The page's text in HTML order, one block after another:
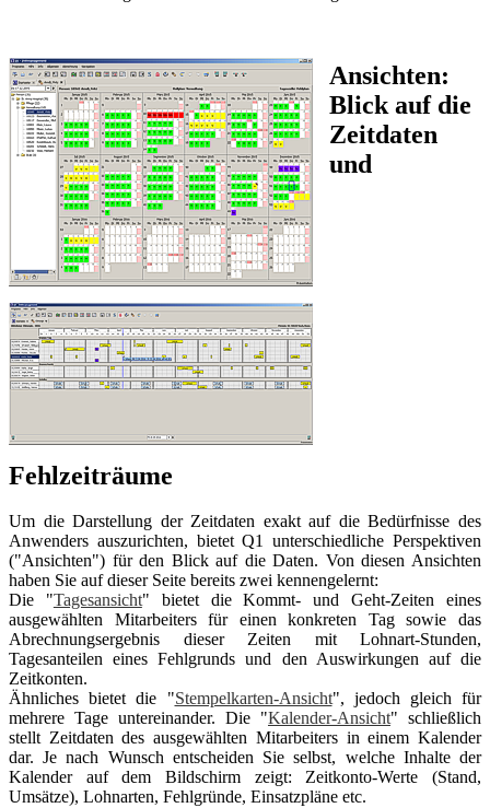
Ansichten:
Blick auf die
Zeitdaten
und
Fehlzeiträume
Um die Darstellung der Zeitdaten exakt auf die Bedürfnisse des
Anwenders auszurichten, bietet Q1 unterschiedliche Perspektiven
("Ansichten") für den Blick auf die Daten. Von diesen Ansichten
haben Sie auf dieser Seite bereits zwei kennengelernt:
Die "Tagesansicht" bietet die Kommt- und Geht-Zeiten eines
ausgewählten Mitarbeiters für einen konkreten Tag sowie das
Abrechnungsergebnis dieser Zeiten mit Lohnart-Stunden,
Tagesanteilen eines Fehlgrunds und den Auswirkungen auf die
Zeitkonten.
Ähnliches bietet die "Stempelkarten-Ansicht", jedoch gleich für
mehrere Tage untereinander. Die "Kalender-Ansicht" schließlich
stellt Zeitdaten des ausgewählten Mitarbeiters in einem Kalender
dar. Je nach Wunsch entscheiden Sie selbst, welche Inhalte der
Kalender auf dem Bildschirm zeigt: Zeitkonto-Werte (Stand,
Umsätze), Lohnarten, Fehlgründe, Einsatzpläne etc.